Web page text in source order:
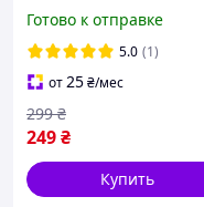
стрима 3.5 mm Mini-Jack
Готово к отправке
5.0 (1)
от25₴/мес
249₴
299 ₴
Купить